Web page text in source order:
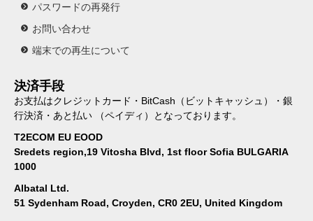
パスワードの再発行
お問い合わせ
端末での再生について
決済手段
お支払はクレジットカード・BitCash（ビットキャッシュ）・銀
行決済・あと払い （ペイディ）となっております。
T2ECOM EU EOOD
Sredets region,19 Vitosha Blvd, 1st floor Sofia BULGARIA
1000
Albatal Ltd.
51 Sydenham Road, Croyden, CR0 2EU, United Kingdom